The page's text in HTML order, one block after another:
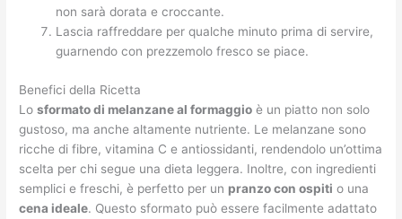
non sarà dorata e croccante.
Lascia raffreddare per qualche minuto prima di servire,
guarnendo con prezzemolo fresco se piace.
Benefici della Ricetta
Losformato di melanzane al formaggio è un piatto non solo
gustoso, ma anche altamente nutriente. Le melanzane sono
ricche di fibre, vitamina C e antiossidanti, rendendolo un’ottima
scelta per chi segue una dieta leggera. Inoltre, con ingredienti
semplici e freschi, è perfetto per un pranzo con ospiti o una
cena ideale. Questo sformato può essere facilmente adattato